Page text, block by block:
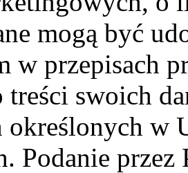
mogą być
w przepisach
treści swoich
określonych w
Podanie przez